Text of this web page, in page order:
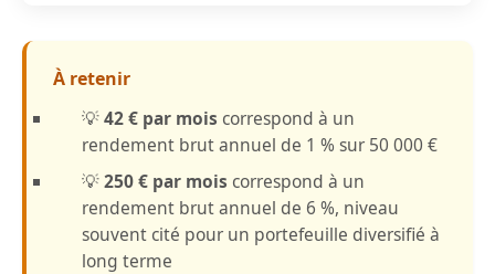
À retenir
💡42 € par mois correspond à un
rendement brut annuel de 1 % sur 50 000 €
💡250 € par mois correspond à un
rendement brut annuel de 6 %, niveau
souvent cité pour un portefeuille diversifié à
long terme